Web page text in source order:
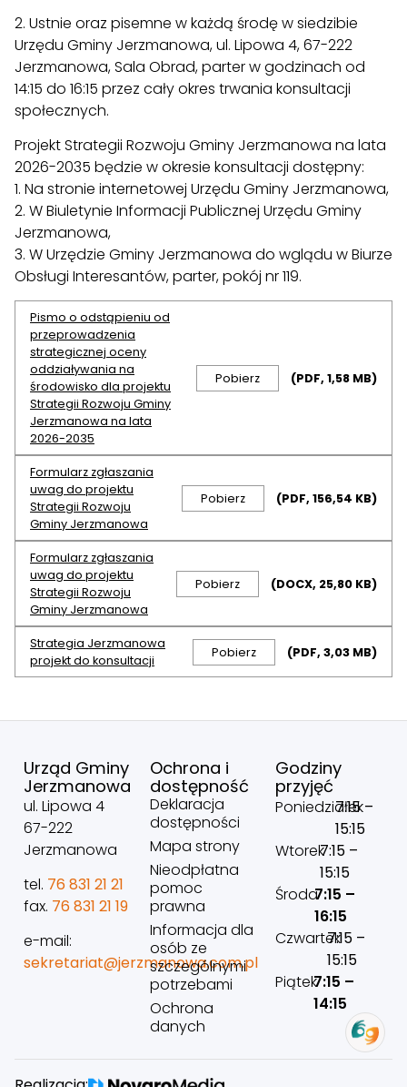
2. Ustnie oraz pisemne w każdą środę w siedzibie
Urzędu Gminy Jerzmanowa, ul. Lipowa 4, 67-222
Jerzmanowa, Sala Obrad, parter w godzinach od
14:15 do 16:15 przez cały okres trwania konsultacji
społecznych.
Projekt Strategii Rozwoju Gminy Jerzmanowa na lata
2026-2035 będzie w okresie konsultacji dostępny:
1. Na stronie internetowej Urzędu Gminy Jerzmanowa,
2. W Biuletynie Informacji Publicznej Urzędu Gminy
Jerzmanowa,
3. W Urzędzie Gminy Jerzmanowa do wglądu w Biurze
Obsługi Interesantów, parter, pokój nr 119.
Pismo o odstąpieniu od
przeprowadzenia
strategicznej oceny
oddziaływania na
środowisko dla projektu
Strategii Rozwoju Gminy
Jerzmanowa na lata
2026-2035
Pobierz (PDF, 1,58 MB)
Formularz zgłaszania
uwag do projektu
Strategii Rozwoju
Gminy Jerzmanowa
Pobierz (PDF, 156,54 KB)
Formularz zgłaszania
uwag do projektu
Strategii Rozwoju
Gminy Jerzmanowa
Pobierz (DOCX, 25,80 KB)
Strategia Jerzmanowa
projekt do konsultacji
Pobierz (PDF, 3,03 MB)
Urząd Gminy
Jerzmanowa
ul. Lipowa 4
67-222
Jerzmanowa
tel. 76 831 21 21
fax. 76 831 21 19
e-mail:
sekretariat@jerzmanowa.com.pl
Ochrona i
dostępność
Deklaracja
dostępności
Mapa strony
Nieodpłatna
pomoc
prawna
Informacja dla
osób ze
szczególnymi
potrzebami
Ochrona
danych
Godziny
przyjęć
Poniedziałek
7:15 –
15:15
Wtorek7:15 –
15:15
Środa7:15 –
16:15
Czwartek7:15 –
15:15
Piątek7:15 –
14:15